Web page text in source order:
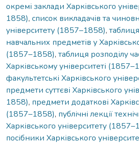
окремі заклади Харківського
1858), список викладачів та
університету (1857–1858),
навчальних предметів у
(1857–1858), таблиця розподілу
Харківському університеті
факультетські Харківського
предмети суттєві Харківського
1858), предмети додаткові
(1857–1858), публічні лекції
Харківського університету
посібники Харківського